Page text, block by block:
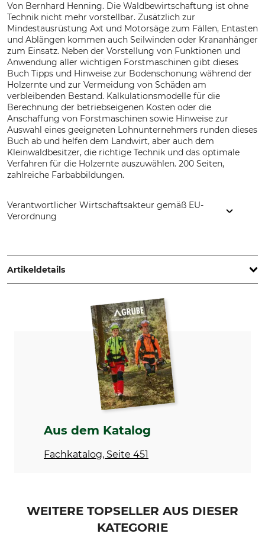
Von Bernhard Henning. Die Waldbewirtschaftung ist ohne
Technik nicht mehr vorstellbar. Zusätzlich zur
Mindestausrüstung Axt und Motorsäge zum Fällen, Entasten
und Ablängen kommen auch Seilwinden oder Krananhänger
zum Einsatz. Neben der Vorstellung von Funktionen und
Anwendung aller wichtigen Forstmaschinen gibt dieses
Buch Tipps und Hinweise zur Bodenschonung während der
Holzernte und zur Vermeidung von Schäden am
verbleibenden Bestand. Kalkulationsmodelle für die
Berechnung der betriebseigenen Kosten oder die
Anschaffung von Forstmaschinen sowie Hinweise zur
Auswahl eines geeigneten Lohnunternehmers runden dieses
Buch ab und helfen dem Landwirt, aber auch dem
Kleinwaldbesitzer, die richtige Technik und das optimale
Verfahren für die Holzernte auszuwählen. 200 Seiten,
zahlreiche Farbabbildungen.
Verantwortlicher Wirtschaftsakteur gemäß EU-
Verordnung
Austria, www.grube.at
Artikeldetails
Seitenanzahl
200
Einband
Hardcover
Produkttyp
Buch
Kleinwaldbesitzer und
Erschließung, Holzernte
Aus dem Katalog
Fachkatalog, Seite 451
WEITERE TOPSELLER AUS DIESER
KATEGORIE